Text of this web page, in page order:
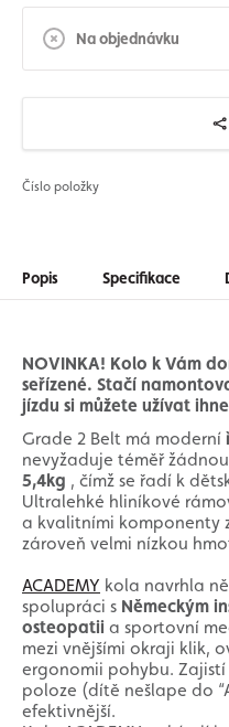
Na objednávku
Číslo položky
Popis Specifikace
NOVINKA! Kolo k Vám
seřízené. Stačí
jízdu si můžete užívat
Grade 2 Belt má moderní
nevyžaduje téměř
5,4kg , čímž se řadí k
Ultralehké hliníkové
a kvalitními komponenty
zároveň velmi nízkou
ACADEMY kola navrhla
spolupráci s Německým
osteopatii a sportovní
mezi vnějšími okraji klik,
ergonomii pohybu.
poloze (dítě nešlape do
efektivnější.